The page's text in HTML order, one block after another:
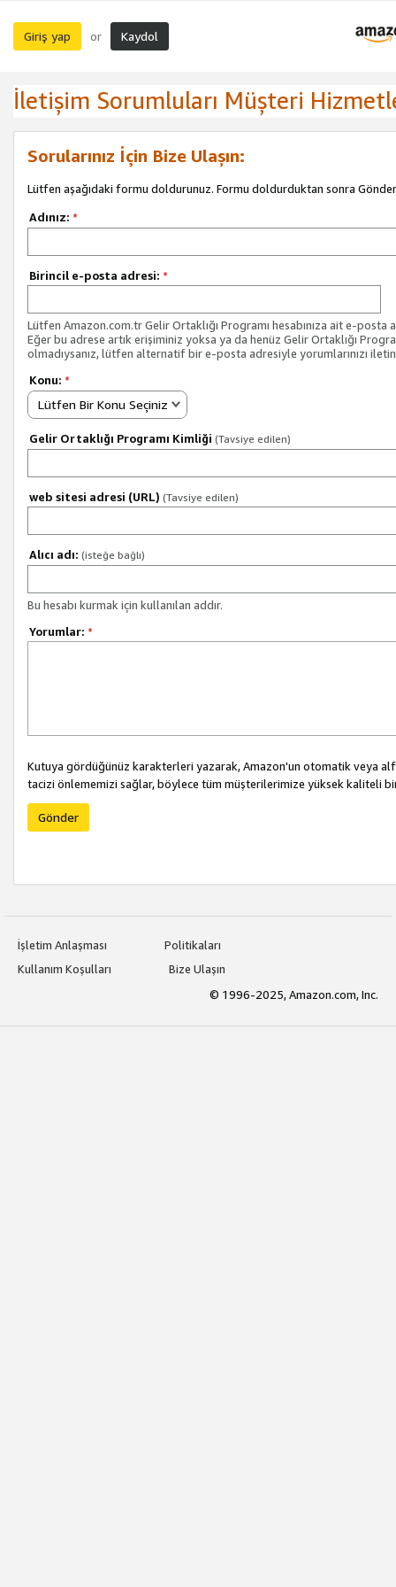
Giriş yap or Kaydol
İletişim Sorumluları Müşteri
Sorularınız İçin Bize Ulaşın:
Lütfen aşağıdaki formu doldurunuz. Formu doldurduktan sonra Gönder
Adınız: *
Birincil e-posta adresi: *
Lütfen Amazon.com.tr Gelir Ortaklığı Programı hesabınıza ait e-posta
Eğer bu adrese artık erişiminiz yoksa ya da henüz Gelir Ortaklığı
olmadıysanız, lütfen alternatif bir e-posta adresiyle yorumlarınızı
Konu: *
Lütfen Bir Konu Seçiniz
Gelir Ortaklığı Programı Kimliği (Tavsiye edilen)
web sitesi adresi (URL) (Tavsiye edilen)
Alıcı adı: (isteğe bağlı)
Bu hesabı kurmak için kullanılan addır.
Yorumlar: *
Kutuya gördüğünüz karakterleri yazarak, Amazon'un otomatik veya
tacizi önlememizi sağlar, böylece tüm müşterilerimize yüksek kaliteli
Gönder
İşletim Anlaşması
Politikaları
Kullanım Koşulları
Bize Ulaşın
© 1996-2025, Amazon.com, Inc.